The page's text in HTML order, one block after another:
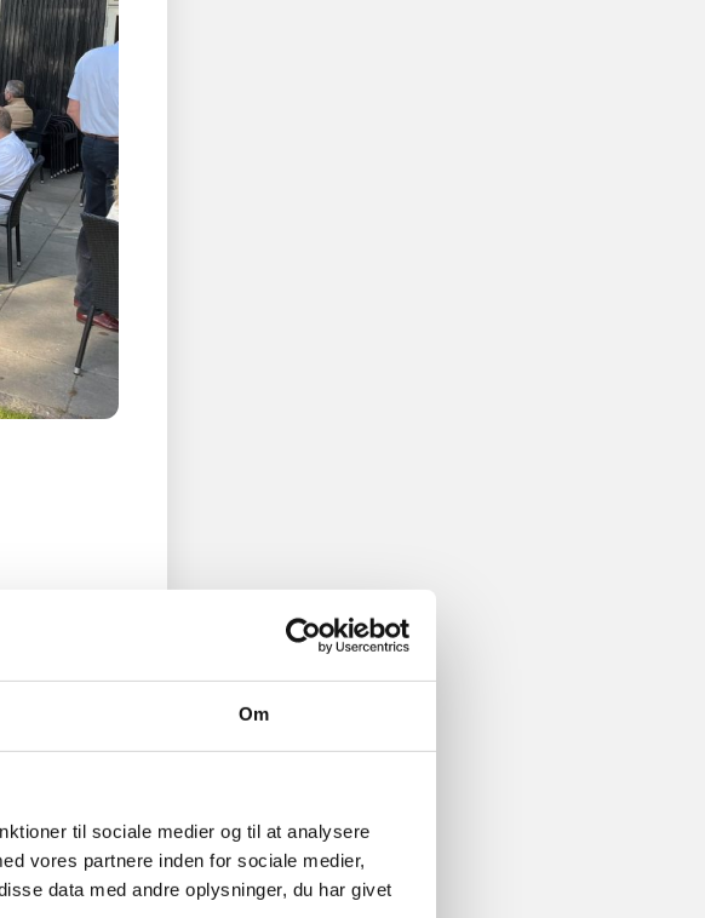
Om
til sociale medier og til at analysere
vores partnere inden for sociale medier,
data med andre oplysninger, du har givet